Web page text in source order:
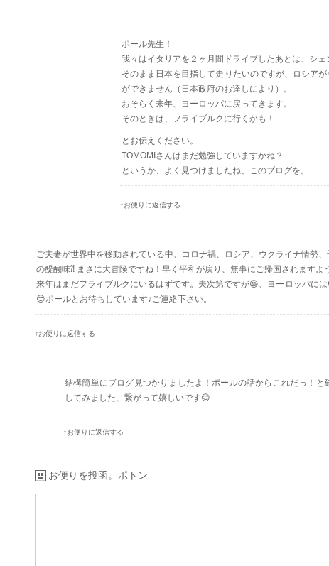
ポール先生！
我々はイタリアを２ヶ月間ドライブしたあとは、シェ
そのまま日本を目指して走りたいのですが、ロシア
ができません（日本政府のお達しにより）。
おそらく来年、ヨーロッパに戻ってきます。
そのときは、フライブルクに行くかも！
とお伝えください。
TOMOMIさんはまだ勉強していますかね？
というか、よく見つけましたね、このブログを。
↑お便りに返信する
ご夫妻が世界中を移動されている中、コロナ禍、ロシア、ウクライナ情勢
の醍醐味⁈ まさに大冒険ですね！早く平和が戻り、無事にご帰国されますよ
来年はまだフライブルクにいるはずです。夫次第ですが😆、ヨーロッパに
😊ポールとお待ちしています♪ご連絡下さい。
↑お便りに返信する
結構簡単にブログ見つかりましたよ！ポールの話からこれだっ！
してみました、繋がって嬉しいです😊
↑お便りに返信する
お便りを投函。ポトン